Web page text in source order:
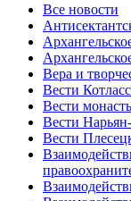
Все новости
Вера и
Вести
Вести
Вести
Вести